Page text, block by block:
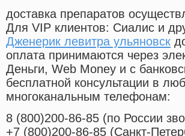
доставка препаратов
Для VIP клиентов: Сиалис и
Дженерик левитра ульяновск
оплата принимаются через
Деньги, Web Money и с
бесплатной консультации в
многоканальным телефонам:
8 (800)200-86-85 (по России
+7 (800)200-86-85 (Санкт-